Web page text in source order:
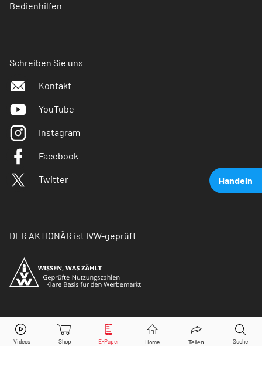
Handeln
Wirecard Aktie jetzt handeln?
Bedienhilfen
Schreiben Sie uns
Kontakt
YouTube
Instagram
Facebook
Twitter
DER AKTIONÄR ist IVW-geprüft
© Copyright 2026 Börsenmedien AG. Alle Rechte